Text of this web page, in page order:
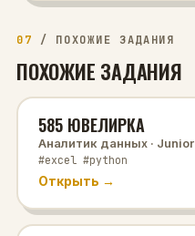
07 / ПОХОЖИЕ ЗАДАНИЯ
ПОХОЖИЕ ЗАДАНИЯ
585 ЮВЕЛИРКА
Аналитик данных· Junior
#excel #python
Открыть →